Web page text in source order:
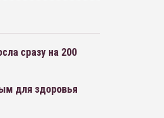
сразу на 200
для здоровья